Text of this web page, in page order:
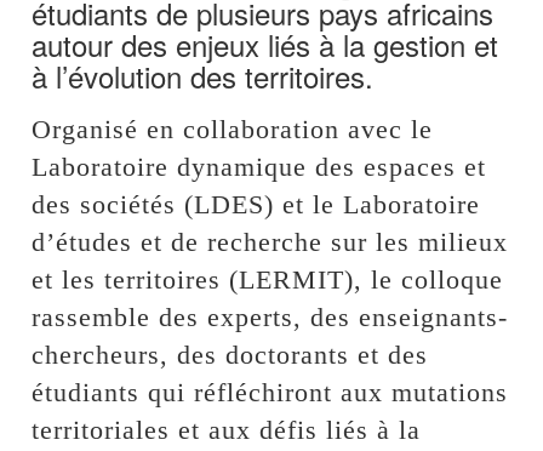
étudiants de plusieurs pays africains
autour des enjeux liés à la gestion et
à l’évolution des territoires.
Organisé en collaboration avec le
Laboratoire dynamique des espaces et
des sociétés (LDES) et le Laboratoire
d’études et de recherche sur les milieux
et les territoires (LERMIT), le colloque
rassemble des experts, des enseignants-
chercheurs, des doctorants et des
étudiants qui réfléchiront aux mutations
territoriales et aux défis liés à la